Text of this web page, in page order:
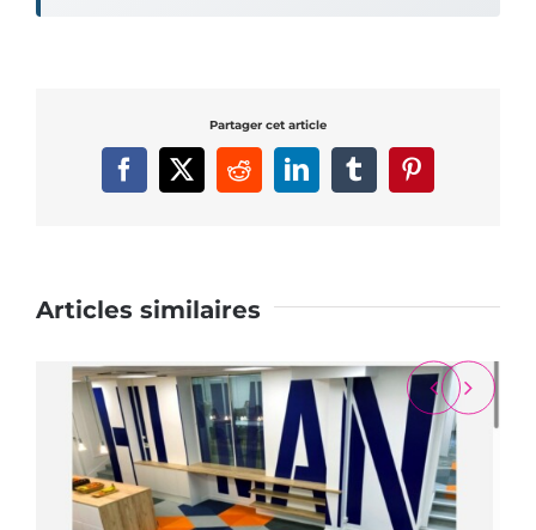
Partager cet article
Facebook
X RedditLinkedInTumblrPinterest
Articles similaires